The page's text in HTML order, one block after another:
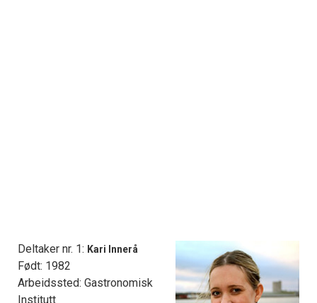
Deltaker nr. 1: Kari Innerå
Født: 1982
Arbeidssted: Gastronomisk
Institutt